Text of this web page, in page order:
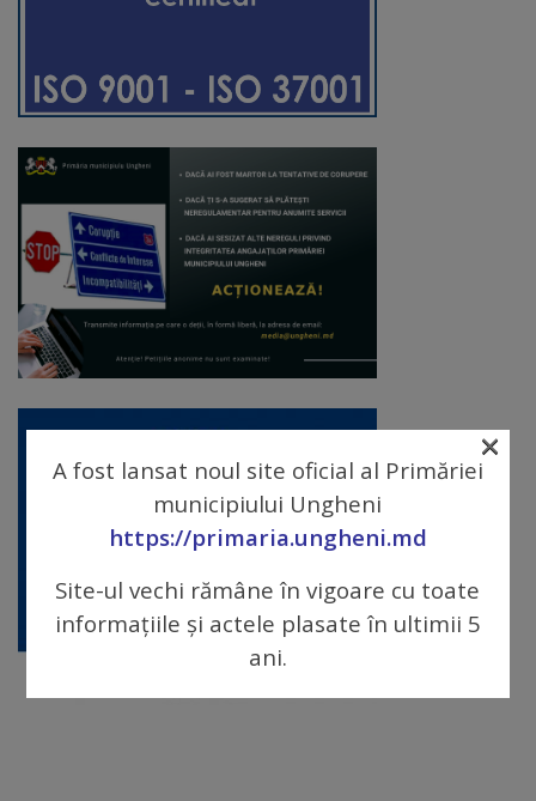
pentru
Ungheni”
Diplome
de
Excelență
Ungheniul
turistic
Obiective
turistice
Sculpturi
(harta
sculpturilor)
A fost lansat noul site oficial al Primăriei
municipiului Ungheni
https://primaria.ungheni.md
Site-ul vechi rămâne în vigoare cu toate
informațiile și actele plasate în ultimii 5
ani.
×